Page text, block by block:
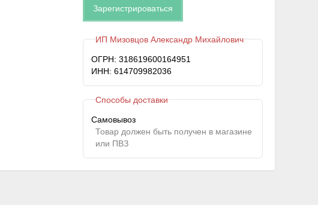
Зарегистрироваться
ИП Мизовцов Александр Михайлович
ОГРН: 318619600164951
ИНН: 614709982036
Способы доставки
Самовывоз
Товар должен быть получен в магазине
или ПВЗ